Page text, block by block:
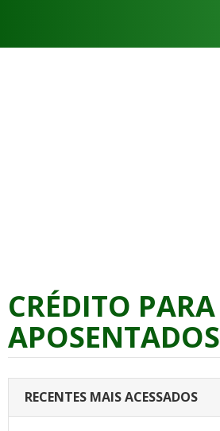
CRÉDITO PARA
APOSENTADOS
RECENTES MAIS ACESSADOS